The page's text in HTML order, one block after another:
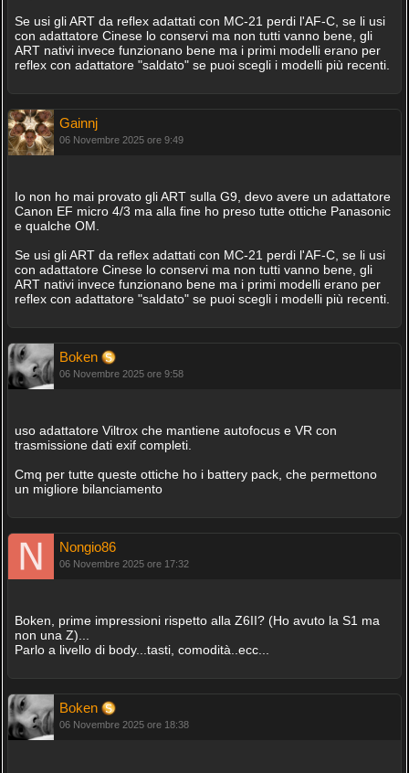
Se usi gli ART da reflex adattati con MC-21 perdi l'AF-C, se li usi
con adattatore Cinese lo conservi ma non tutti vanno bene, gli
ART nativi invece funzionano bene ma i primi modelli erano per
reflex con adattatore "saldato" se puoi scegli i modelli più recenti.
Gainnj
06 Novembre 2025 ore 9:49
Io non ho mai provato gli ART sulla G9, devo avere un adattatore
Canon EF micro 4/3 ma alla fine ho preso tutte ottiche Panasonic
e qualche OM.
Se usi gli ART da reflex adattati con MC-21 perdi l'AF-C, se li usi
con adattatore Cinese lo conservi ma non tutti vanno bene, gli
ART nativi invece funzionano bene ma i primi modelli erano per
reflex con adattatore "saldato" se puoi scegli i modelli più recenti.
Boken
06 Novembre 2025 ore 9:58
uso adattatore Viltrox che mantiene autofocus e VR con
trasmissione dati exif completi.
Cmq per tutte queste ottiche ho i battery pack, che permettono
un migliore bilanciamento
Nongio86
06 Novembre 2025 ore 17:32
Boken, prime impressioni rispetto alla Z6II? (Ho avuto la S1 ma
non una Z)...
Parlo a livello di body...tasti, comodità..ecc...
Boken
06 Novembre 2025 ore 18:38